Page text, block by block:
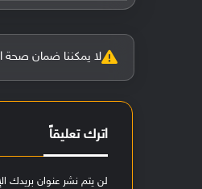
لا يمكننا ضمان صحة
اترك تعليقاً
لن يتم نشر عنوان بريدك